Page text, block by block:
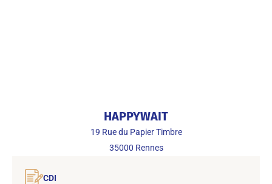
HAPPYWAIT
19 Rue du Papier Timbre
35000 Rennes
CDI